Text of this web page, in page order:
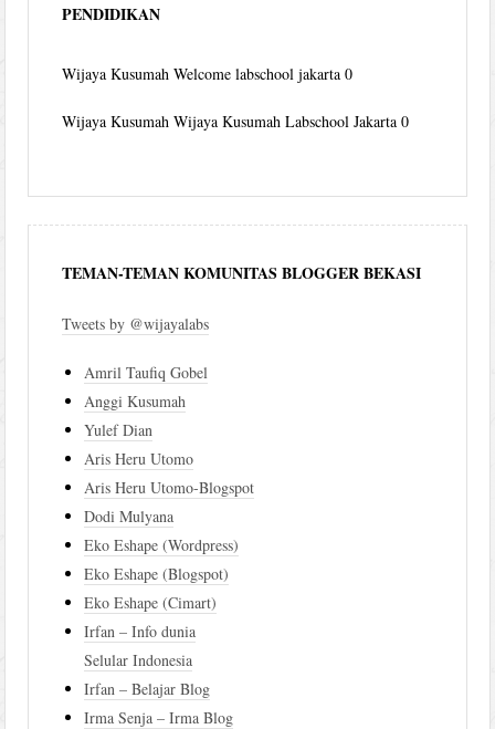
PENDIDIKAN
Wijaya Kusumah Welcome labschool jakarta 0
Wijaya Kusumah Wijaya Kusumah Labschool Jakarta 0
TEMAN-TEMAN KOMUNITAS BLOGGER BEKASI
Tweets by @wijayalabs
Amril Taufiq Gobel
Anggi Kusumah
Yulef Dian
Aris Heru Utomo
Aris Heru Utomo-Blogspot
Dodi Mulyana
Eko Eshape (Wordpress)
Eko Eshape (Blogspot)
Eko Eshape (Cimart)
Irfan – Info dunia
Selular Indonesia
Irfan – Belajar Blog
Irma Senja – Irma Blog